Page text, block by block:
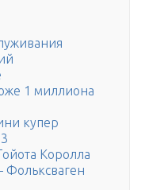
1 миллиона
купер
Королла
Фольксваген